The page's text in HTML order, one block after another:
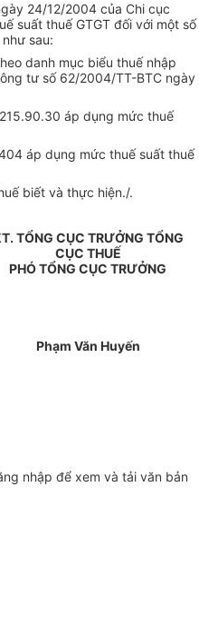
24/12/2004 của Chi cục
suất thuế GTGT đối với một số
sau:
danh mục biểu thuế nhập
tư số 62/2004/TT-BTC ngày
áp dụng mức thuế
áp dụng mức thuế suất thuế
biết và thực hiện./.
TỔNG CỤC TRƯỞNG TỔNG
CỤC THUẾ
PHÓ TỔNG CỤC TRƯỞNG
Phạm Văn Huyến
nhập để xem và tải văn bản